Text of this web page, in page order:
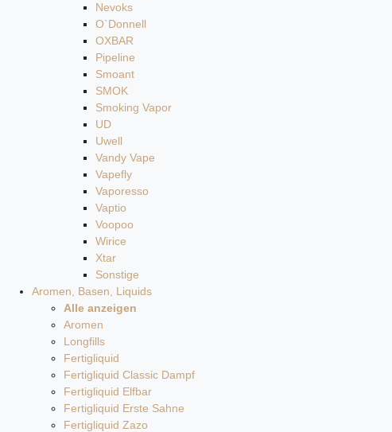
Nevoks
O`Donnell
OXBAR
Pipeline
Smoant
SMOK
Smoking Vapor
UD
Uwell
Vandy Vape
Vapefly
Vaporesso
Vaptio
Voopoo
Wirice
Xtar
Sonstige
Aromen, Basen, Liquids
Alle anzeigen
Aromen
Longfills
Fertigliquid
Fertigliquid Classic Dampf
Fertigliquid Elfbar
Fertigliquid Erste Sahne
Fertigliquid Zazo